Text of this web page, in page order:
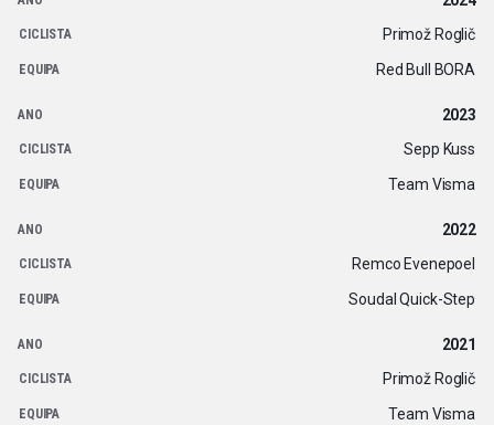
Primož Roglič
Red Bull BORA
2023
Sepp Kuss
Team Visma
2022
Remco Evenepoel
Soudal Quick-Step
2021
Primož Roglič
Team Visma